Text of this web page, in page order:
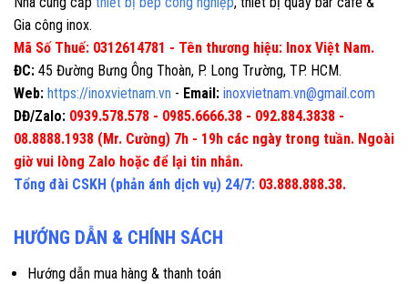
Gia công inox.
Mã Số Thuế: 0312614781 - Tên thương hiệu: Inox Việt Nam.
ĐC: 45 Đường Bưng Ông Thoàn, P. Long Trường, TP. HCM.
Web: https://inoxvietnam.vn - Email: inoxvietnam.vn@gmail.com
DĐ/Zalo: 0939.578.578 - 0985.6666.38 - 092.884.3838 -
08.8888.1938 (Mr. Cường) 7h - 19h các ngày trong tuần. Ngoài
giờ vui lòng Zalo hoặc để lại tin nhắn.
Tổng đài CSKH (phản ánh dịch vụ) 24/7: 03.888.888.38.
HƯỚNG DẪN & CHÍNH SÁCH
Hướng dẫn mua hàng & thanh toán